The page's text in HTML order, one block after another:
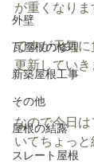
外壁
瓦屋根の修理
新築屋根工事
その他
屋根の結露
スレート屋根
が重くなりま
ですが天気
更新していき
なので今日
いてちょっと